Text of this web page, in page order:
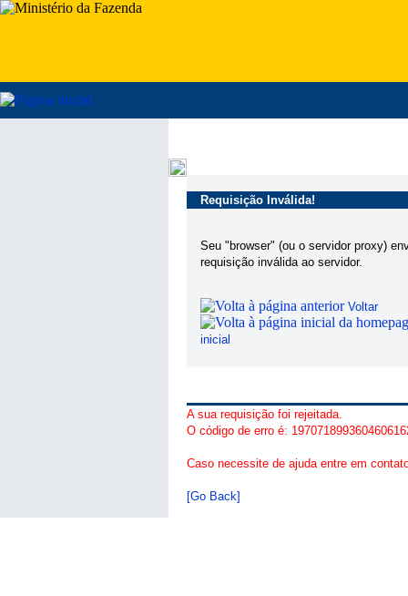
Requisição Inválida!
Seu "browser" (ou o servidor proxy)
requisição inválida ao servidor.
Voltar
inicial
A sua requisição foi rejeitada.
O código de erro é:
Caso necessite de ajuda entre em
[Go Back]